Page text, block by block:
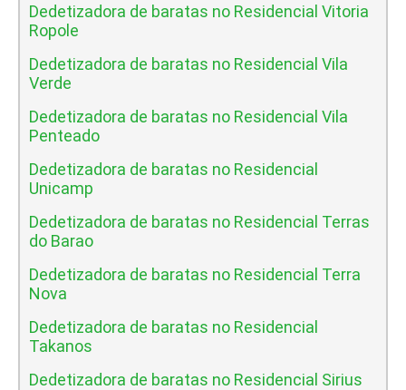
Dedetizadora de baratas no Residencial Vitoria
Ropole
Dedetizadora de baratas no Residencial Vila
Verde
Dedetizadora de baratas no Residencial Vila
Penteado
Dedetizadora de baratas no Residencial
Unicamp
Dedetizadora de baratas no Residencial Terras
do Barao
Dedetizadora de baratas no Residencial Terra
Nova
Dedetizadora de baratas no Residencial
Takanos
Dedetizadora de baratas no Residencial Sirius